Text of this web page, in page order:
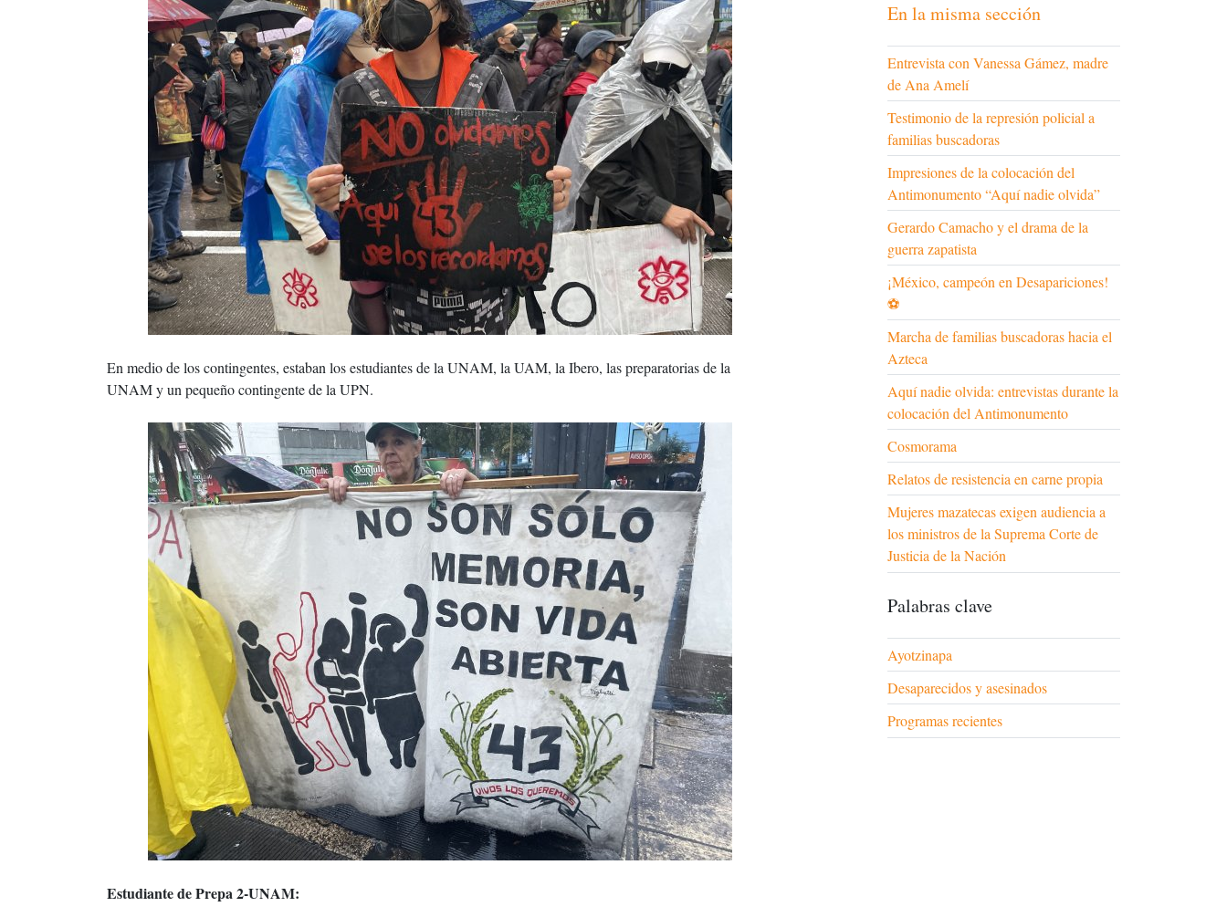
En medio de los contingentes, estaban los estudiantes de la UNAM, la UAM, la Ibero, las preparatorias de la
UNAM y un pequeño contingente de la UPN.
Estudiante de Prepa 2-UNAM:
En la misma sección
Entrevista con Vanessa Gámez, madre
de Ana Amelí
Testimonio de la represión policial a
familias buscadoras
Impresiones de la colocación del
Antimonumento “Aquí nadie olvida”
Gerardo Camacho y el drama de la
guerra zapatista
¡México, campeón en Desapariciones!
⚽
Marcha de familias buscadoras hacia el
Azteca
Aquí nadie olvida: entrevistas durante la
colocación del Antimonumento
Cosmorama
Relatos de resistencia en carne propia
Mujeres mazatecas exigen audiencia a
los ministros de la Suprema Corte de
Justicia de la Nación
Palabras clave
Ayotzinapa
Desaparecidos y asesinados
Programas recientes